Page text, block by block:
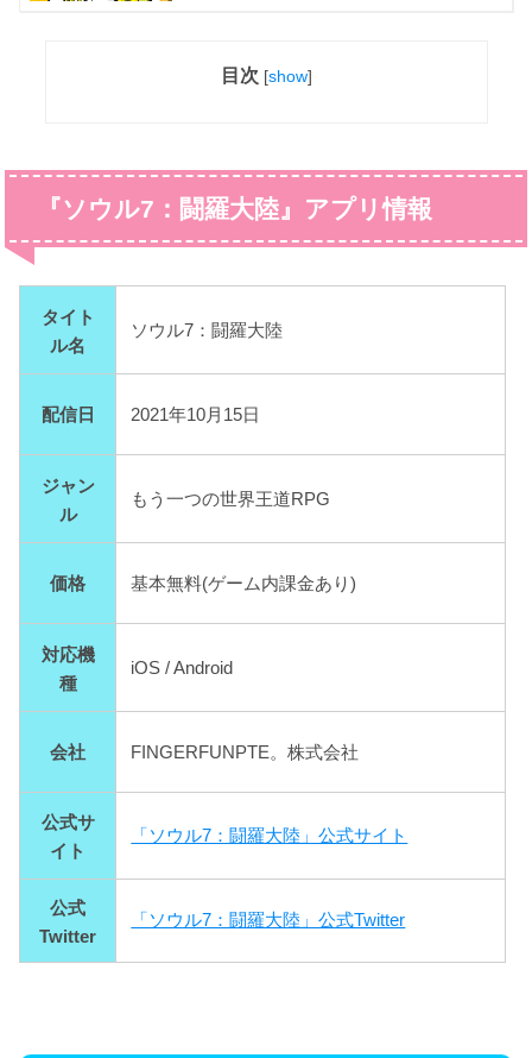
目次 [show]
『ソウル7：闘羅大陸』アプリ情報
タイト
ル名
ソウル7：闘羅大陸
配信日 2021年10月15日
ジャン
ル
もう一つの世界王道RPG
価格 基本無料(ゲーム内課金あり)
対応機
種
iOS / Android
会社 FINGERFUNPTE。株式会社
公式サ
イト
「ソウル7：闘羅大陸」公式サイト
公式
Twitter
「ソウル7：闘羅大陸」公式Twitter